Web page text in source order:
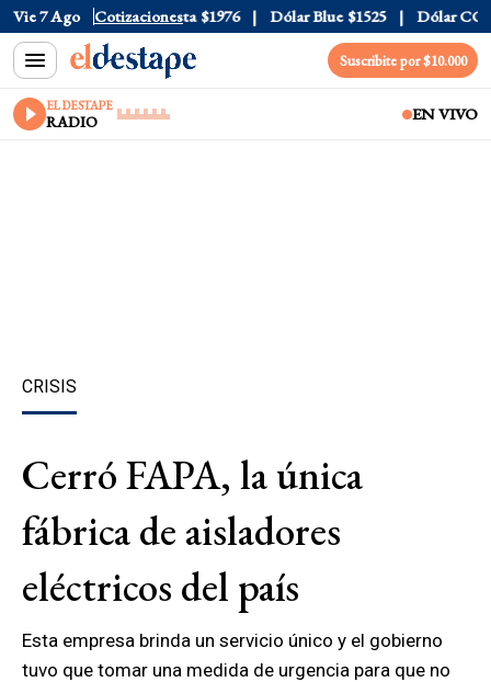
Vie 7 Ago Cotizaciones
$1520 Dólar Tarjeta $1976 Dólar Blue $1525 Dólar CCL
Suscribite por $10.000
EL DESTAPE
RADIO EN VIVO
CRISIS
Cerró FAPA, la única
fábrica de aisladores
eléctricos del país
Esta empresa brinda un servicio único y el gobierno
tuvo que tomar una medida de urgencia para que no